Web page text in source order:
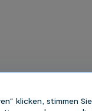
klicken, stimmen